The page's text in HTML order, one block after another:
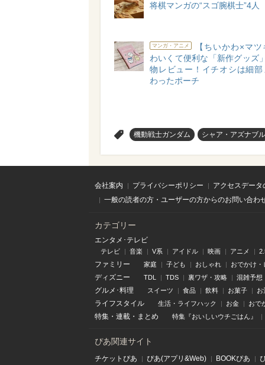
将棋マンガの“スゴ腕棋士”4人
マンガ・アニメ
【ちいかわ×マ
わいくて便利な「新作グッズ
物レビュー！イチオシは細部
わったポーチ
機動戦士ガンダム シャア・アズナブル
会社案内 プライバシーポリシー
アクセスデー
一般の読者の方・ユーザーの方からのお問い合わ
カテゴリー
エンタメ･テレビ
テレビ 音楽 V系 アイドル 映画 アニメ
ファミリー 家庭 子ども おしゃれ おでかけ・
ディズニー TDL TDS 裏ワザ・攻略 混雑予想
グルメ･料理 スイーツ 食品 飲料 お菓子 お
ライフスタイル 生活・ライフハック お金 おで
特集 ・ 連載 ・ まとめ 特集『おいしいウチごはん』
ぴあ関連サイト
チケットぴあ ぴあ(アプリ&Web) BOOKぴあ